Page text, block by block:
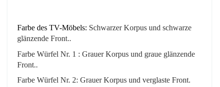
Farbe des TV-Möbels: SchwarzerKorpus und schwarze
glänzende Front..
Farbe Würfel Nr. 1 : GrauerKorpus und graue glänzende
Front..
Farbe Würfel Nr. 2: Grauer Korpus und verglaste Front.